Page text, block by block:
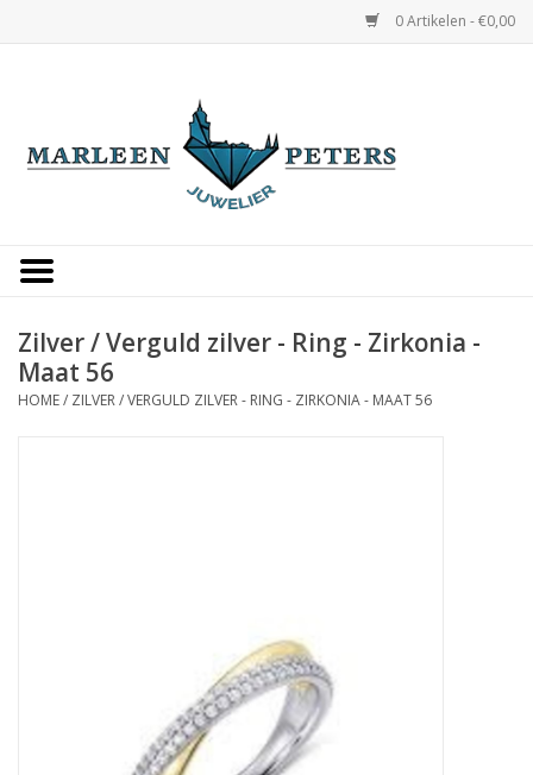
0 Artikelen - €0,00
Occasions
Zilver / Verguld zilver - Ring - Zirkonia -
Maat 56
HOME/ ZILVER / VERGULD ZILVER - RING - ZIRKONIA - MAAT 56